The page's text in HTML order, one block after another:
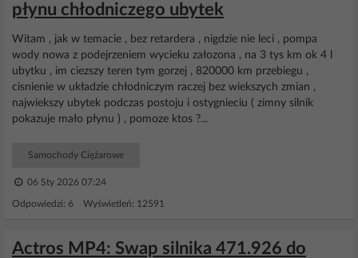
płynu chłodniczego ubytek
Witam , jak w temacie , bez retardera , nigdzie nie leci , pompa
wody nowa z podejrzeniem wycieku załozona , na 3 tys km ok 4 l
ubytku , im ciezszy teren tym gorzej , 820000 km przebiegu ,
cisnienie w układzie chłodniczym raczej bez wiekszych zmian ,
najwiekszy ubytek podczas postoju i ostygnieciu ( zimny silnik
pokazuje mało płynu ) , pomoze ktos ?...
Samochody Ciężarowe
06 Sty 2026 07:24
Odpowiedzi: 6 Wyświetleń: 12591
Actros MP4: Swap silnika 471.926 do